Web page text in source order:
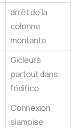
arrêt de la
colonne
montante
Gicleurs
partout dans
l’édifice
Connexion
siamoise